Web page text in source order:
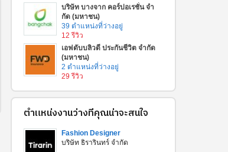
บริษัท บางจาก คอร์ปอเรชั่น จํา
กัด (มหาชน)
39 ตำแหน่งที่ว่างอยู่
12 รีวิว
เอฟดับบลิวดี ประกันชีวิต จำกัด
(มหาชน)
2 ตำแหน่งที่ว่างอยู่
29 รีวิว
ตำแหน่งงานว่างที่คุณน่าจะสนใจ
Fashion Designer
บริษัท ธิรารินทร์ จำกัด